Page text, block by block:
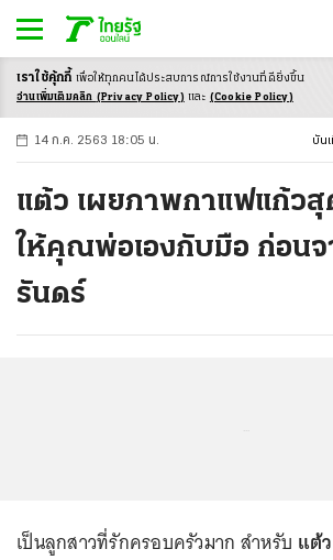
-ก ก ก+
14 ก.ค. 2563 18:05 น. บัน
แต้ว เผยภาพกาแฟแก้ว
ให้คุณพ่อเองกับมือ ก่อนจ
รันดร์
เป็นลูกสาวที่รักครอบครัวมาก สำหรับ แต้
เราใช้คุ้กกี้ เพื่อให้ทุกคนได้ประสบการณ์การใช้งานที่ดียิ่งขึ้น
อ่านเพิ่มเติมคลิก (Privacy Policy) และ (Cookie Policy)